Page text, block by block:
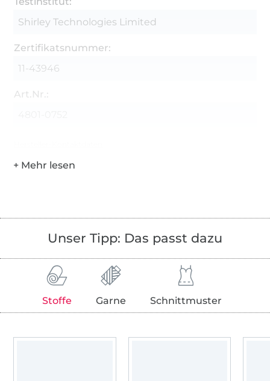
Shirley Technologies Limited
Zertifikatsnummer:
11-43946
Art.Nr.:
Unser Tipp: Das passt dazu
Stoffe Garne Schnittmuster